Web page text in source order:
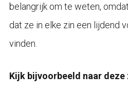
belangrijk om te weten,
dat ze in elke zin een lijdend
vinden.
Kijk bijvoorbeeld naar deze